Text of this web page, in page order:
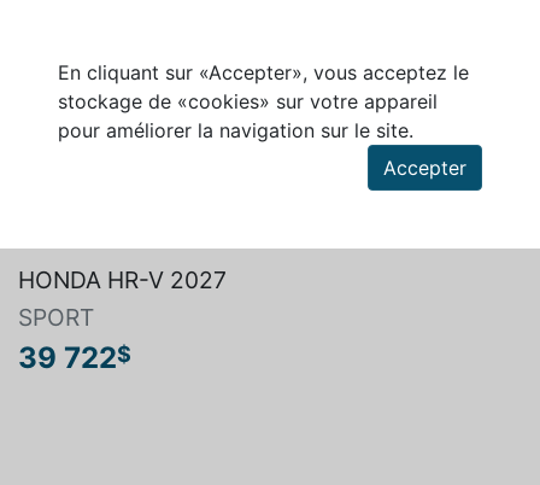
En cliquant sur «Accepter», vous acceptez le
stockage de «cookies» sur votre appareil
pour améliorer la navigation sur le site.
Accepter
HONDA HR-V 2027
SPORT
39 722$